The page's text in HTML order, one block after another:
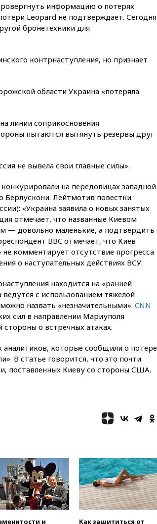
полеты в аэропорту
Геленджика
16:50В Братиславе загорелся
депутату Госдумы Алексею
16:35Мельникова и еще
шесть гимнастов сборной
Крымскому мосту
шести до 12 лет колонии
15:45Верховный суд 10
снятии «Яблока» с выборов
15:35Четыре человека
складе с красками в Брянске
возобновит ежедневные
рейсы в Абу-Даби
14:52 Турция, Саудовская
Аравия и Пакистан
объединились в военный
альянс
14:39Экс-издатель Popcorn
Books получил условный срок
по делу о пропаганде ЛГБТ
Роспотребнадзор
сенатора Нарусову в список
кандидатов в Совфед
13:57
Wildberries запустит
программу по открытию
партнерских хабов
информацию о потерях
Leopard не подтверждает. Сегодня
бронетехники для
контрнаступления, но признает
области Украина «потеряла
линии соприкосновения
пытаются вытянуть резервы друг
не вывела свои главные силы».
на передовицах западной
Берлускони. Лейтмотив повестки
«Украина заявила о новых занятых
отмечает, что названные Киевом
— довольно маленькие, а подтвердить
BBC отмечает, что Киев
комментирует отсутствие прогресса
о наступательных действиях ВСУ.
находится на «ранней
с использованием тяжелой
назвать «незначительными». CNN
сил в направлении Мариуполя
о встречных атаках.
аналитиков, которые сообщили о потере
В статье говорится, что это почти
поставленных Киеву со стороны США.
и
Как защититься от